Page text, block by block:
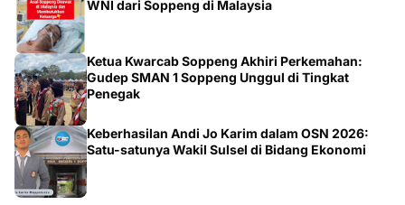
WNI dari Soppeng di Malaysia
Ketua Kwarcab Soppeng Akhiri Perkemahan:
Gudep SMAN 1 Soppeng Unggul di Tingkat
Penegak
Keberhasilan Andi Jo Karim dalam OSN 2026:
Satu-satunya Wakil Sulsel di Bidang Ekonomi